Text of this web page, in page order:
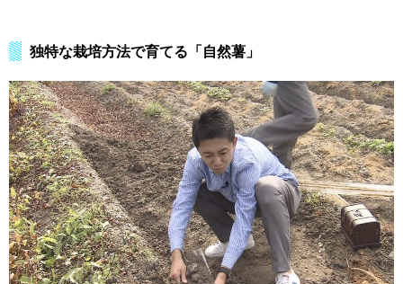
独特な栽培方法で育てる「自然薯」